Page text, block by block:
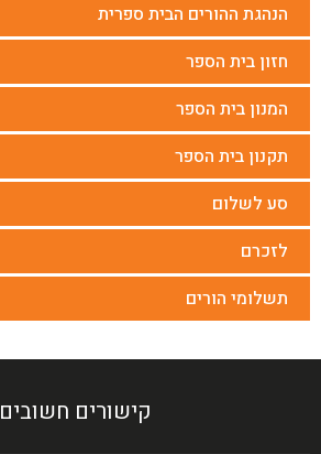
הנהגת ההורים הבית ספרית
חזון בית הספר
המנון בית הספר
תקנון בית הספר
סע לשלום
לזכרם
תשלומי הורים
קישורים חשובים